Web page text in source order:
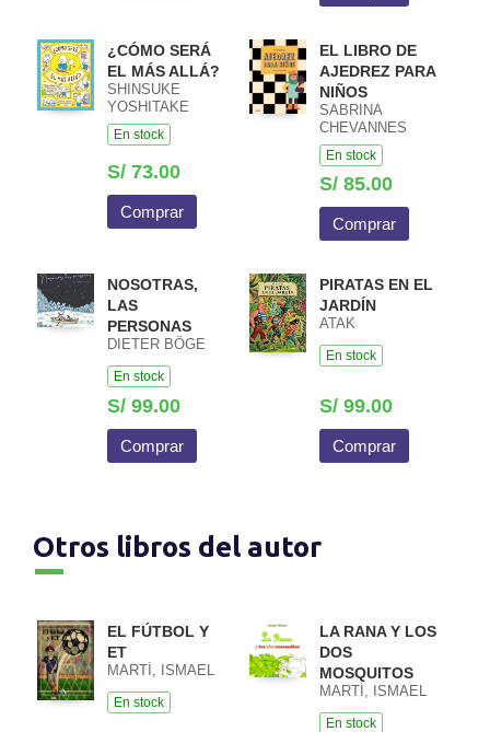
¿CÓMO SERÁ
EL MÁS ALLÁ?
SHINSUKE
YOSHITAKE
En stock
S/ 73.00
Comprar
EL LIBRO DE
AJEDREZ PARA
NIÑOS
SABRINA
CHEVANNES
En stock
S/ 85.00
Comprar
NOSOTRAS,
LAS
PERSONAS
DIETER BÖGE
En stock
S/ 99.00
Comprar
PIRATAS EN EL
JARDÍN
ATAK
En stock
S/ 99.00
Comprar
Otros libros del autor
EL FÚTBOL Y
ET
MARTÍ, ISMAEL
En stock
LA RANA Y LOS
DOS
MOSQUITOS
MARTÍ, ISMAEL
En stock